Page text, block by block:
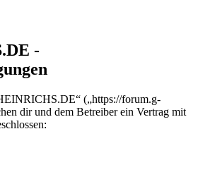
-
(„https://forum.g-
dir und dem Betreiber ein Vertrag mit